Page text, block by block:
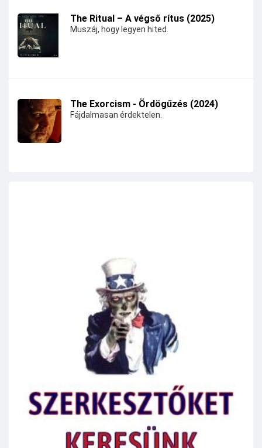
The Ritual – A végső rítus (2025)
Muszáj, hogy legyen hited.
The Exorcism - Ördögűzés (2024)
Fájdalmasan érdektelen.